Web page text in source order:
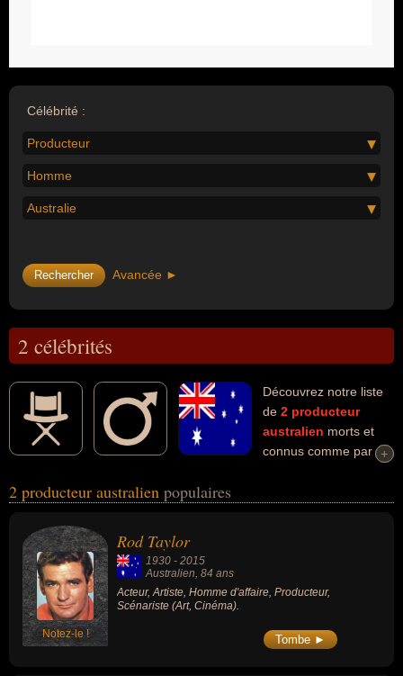
Célébrité :
Producteur
Homme
Australie
Avancée ►
2 célébrités
Découvrez notre liste
de 2 producteur
australien morts et
connus comme par
sexe masculin) peuvent avoir des liens variés dans les domaines
également avoir été acteur, artiste, homme d'affaire ou scénariste.
+
+
2 producteur australien populaires
Notez-le !
Rod Taylor
1930 - 2015
Australien, 84 ans
Acteur, Artiste, Homme d'affaire, Producteur,
Scénariste (Art, Cinéma).
Tombe ►